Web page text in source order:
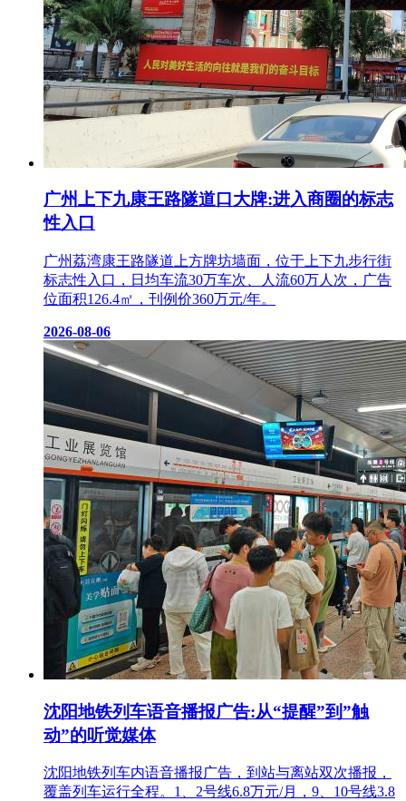
广州上下九康王路隧道口大牌:进入商圈的标志
性入口
广州荔湾康王路隧道上方牌坊墙面，位于上下九步行街
标志性入口，日均车流30万车次、人流60万人次，广告
位面积126.4㎡，刊例价360万元/年。
2026-08-06
沈阳地铁列车语音播报广告:从“提醒”到”触
动”的听觉媒体
沈阳地铁列车内语音播报广告，到站与离站双次播报，
覆盖列车运行全程。1、2号线6.8万元/月，9、10号线3.8